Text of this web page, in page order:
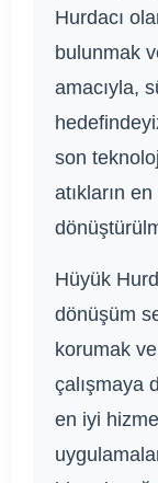
Hurdacı
bulunmak
amacıyla,
son
atıkların
Hüyük
dönüşüm
korumak
çalışmaya
en iyi